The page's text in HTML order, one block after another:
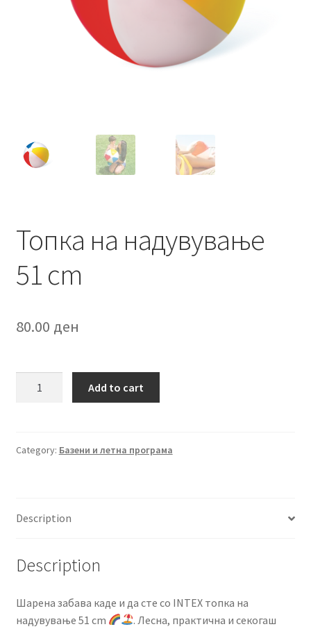
Услови за користење
Топка на надувување
51 cm
80.00 ден
cm
Add to cart
Category: Базени и летна програма
Description
Description
Шарена забава каде и да сте со INTEX топка на
надувување 51 cm
. Лесна, практична и секогаш